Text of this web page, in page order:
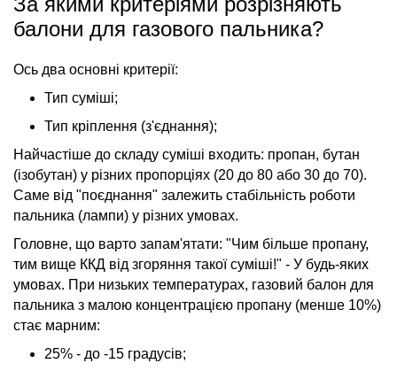
балони для газового пальника?
Ось два основні критерії:
Тип суміші;
Тип кріплення (з'єднання);
Найчастіше до складу суміші входить: пропан, бутан
(ізобутан) у різних пропорціях (20 до 80 або 30 до 70).
Саме від "поєднання" залежить стабільність роботи
пальника (лампи) у різних умовах.
Головне, що варто запам'ятати: "Чим більше пропану,
тим вище ККД від згоряння такої суміші!" - У будь-яких
умовах. При низьких температурах, газовий балон для
пальника з малою концентрацією пропану (менше 10%)
стає марним:
25% - до -15 градусів;